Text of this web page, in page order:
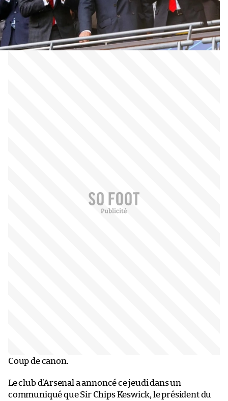
Coup de canon.
Le club d’Arsenal a annoncé ce jeudi dans un
communiqué que Sir Chips Keswick, le président du